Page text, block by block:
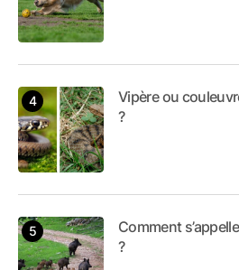
Vipère ou
?
Comment
?